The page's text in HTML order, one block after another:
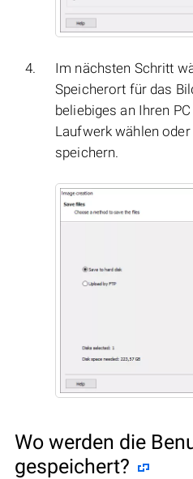
Im nächsten Schritt
Speicherort für das
beliebiges an Ihren
Laufwerk wählen
speichern.
Wo werden die
gespeichert?